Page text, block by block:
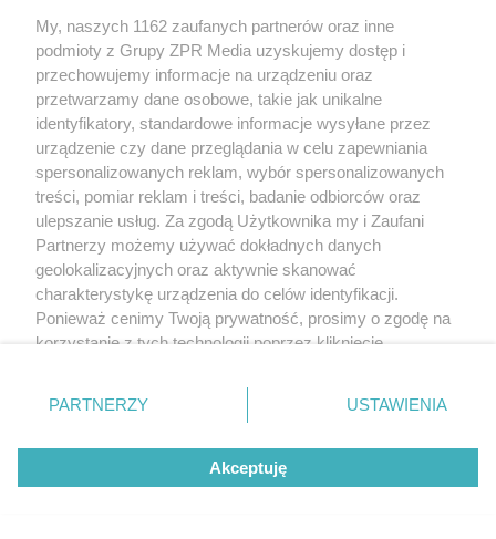
My, naszych 1162 zaufanych partnerów oraz inne
podmioty z Grupy ZPR Media uzyskujemy dostęp i
przechowujemy informacje na urządzeniu oraz
przetwarzamy dane osobowe, takie jak unikalne
identyfikatory, standardowe informacje wysyłane przez
urządzenie czy dane przeglądania w celu zapewniania
spersonalizowanych reklam, wybór spersonalizowanych
treści, pomiar reklam i treści, badanie odbiorców oraz
ulepszanie usług. Za zgodą Użytkownika my i Zaufani
Partnerzy możemy używać dokładnych danych
geolokalizacyjnych oraz aktywnie skanować
charakterystykę urządzenia do celów identyfikacji.
Ponieważ cenimy Twoją prywatność, prosimy o zgodę na
korzystanie z tych technologii poprzez kliknięcie
zmienić/wycofać klikając przycisk ustawień prywatności
znajdujący się w lewym dolnym rogu strony
rodzaje przetwarzania danych nie wymagają zgody
użytkownika, ale masz prawo sprzeciwić się takiemu
przetwarzaniu. Preferencje będą miały zastosowanie tylko
PARTNERZY USTAWIENIA
Akceptuję